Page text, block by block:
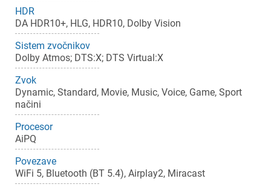
HDR
DA HDR10+, HLG, HDR10, Dolby Vision
Sistem zvočnikov
Dolby Atmos; DTS:X; DTS Virtual:X
Zvok
Dynamic, Standard, Movie, Music, Voice, Game, Sport
načini
Procesor
AiPQ
Povezave
WiFi 5, Bluetooth (BT 5.4), Airplay2, Miracast